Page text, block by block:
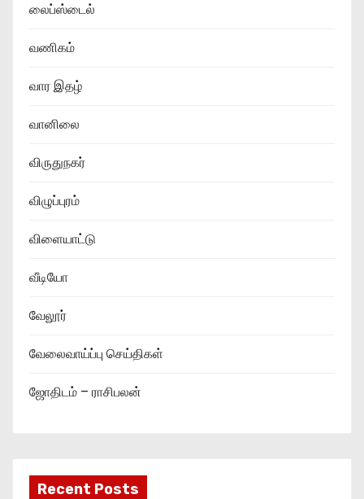
லைப்ஸ்டைல்
வணிகம்
வார இதழ்
வானிலை
விருதுநகர்
விழுப்புரம்
விளையாட்டு
வீடியோ
வேலூர்
வேலைவாய்ப்பு செய்திகள்
ஜோதிடம் – ராசிபலன்
Recent Posts